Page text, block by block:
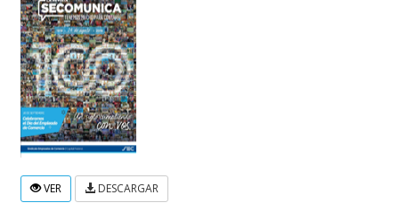
VER DESCARGAR